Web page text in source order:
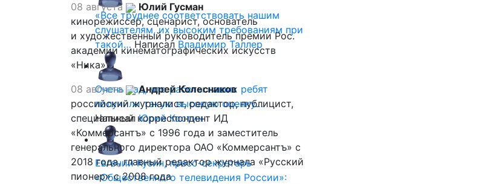
«Все труднее соответствовать нашим
слушателям, их высоким требованиям при
такой… Написал Владимир Таллер
Очень рад, что работы наших ребят
получили такую высокую оценку…
НаписалЮрий Костин
Евгений Кузин, пресс-секретарь
«Общественного телевидения России»:
08 августа
Юлий Гусман
кинорежиссер, сценарист, основатель
и художественный руководитель премии Рос.
академии кинематографических искусств
«Ника»
08 августа
Андрей Колесников
российский журналист, редактор, публицист,
специальный корреспондент ИД
«Коммерсантъ» с 1996 года и заместитель
генерального директора ОАО «Коммерсантъ» с
2018 года, главный редактор журнала «Русский
пионер» с 2008 года